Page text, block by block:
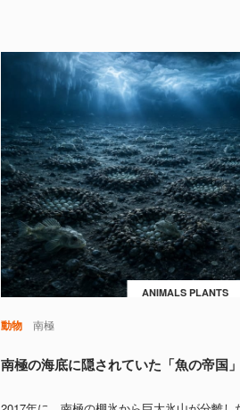
ANIMALS PLANTS
動物 南極
南極の海底に隠されていた「魚の帝国